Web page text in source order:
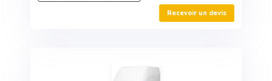
Recevoir un devis